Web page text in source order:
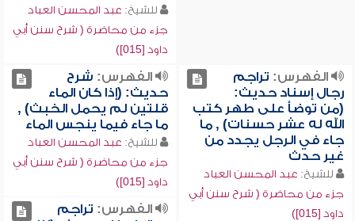
للشيخ: عبد المحسن العباد
جزء من محاضرة ( شرح سنن أبي
داود [015])
الفهرس: تراجم
رجال إسناد حديث:
(من توضأ على طهر كتب
الله له عشر حسنات) , ما
جاء في الرجل يجدد من
غير حدث
للشيخ: عبد المحسن العباد
جزء من محاضرة ( شرح سنن أبي
داود [015])
الفهرس: شرح
حديث: (إذا كان الماء
قلتين لم يحمل الخبث) ,
ما جاء فيما ينجس الماء
للشيخ: عبد المحسن العباد
جزء من محاضرة ( شرح سنن أبي
داود [015])
الفهرس: تراجم